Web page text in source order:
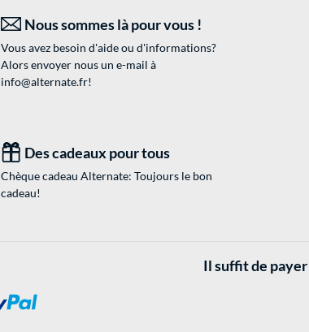
Nous sommes là pour vous !
Vous avez besoin d'aide ou d'informations?
Alors envoyer nous un e-mail à
info@alternate.fr!
Des cadeaux pour tous
Chèque cadeau Alternate: Toujours le bon
cadeau!
Il suffit de payer